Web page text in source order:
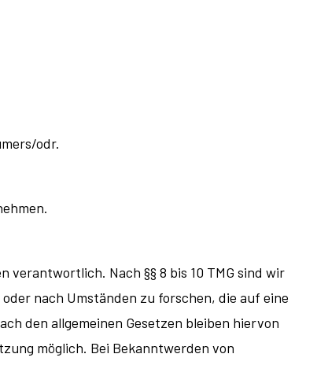
odr.
verantwortlich. Nach §§ 8 bis 10 TMG sind wir
nach Umständen zu forschen, die auf eine
den allgemeinen Gesetzen bleiben hiervon
möglich. Bei Bekanntwerden von